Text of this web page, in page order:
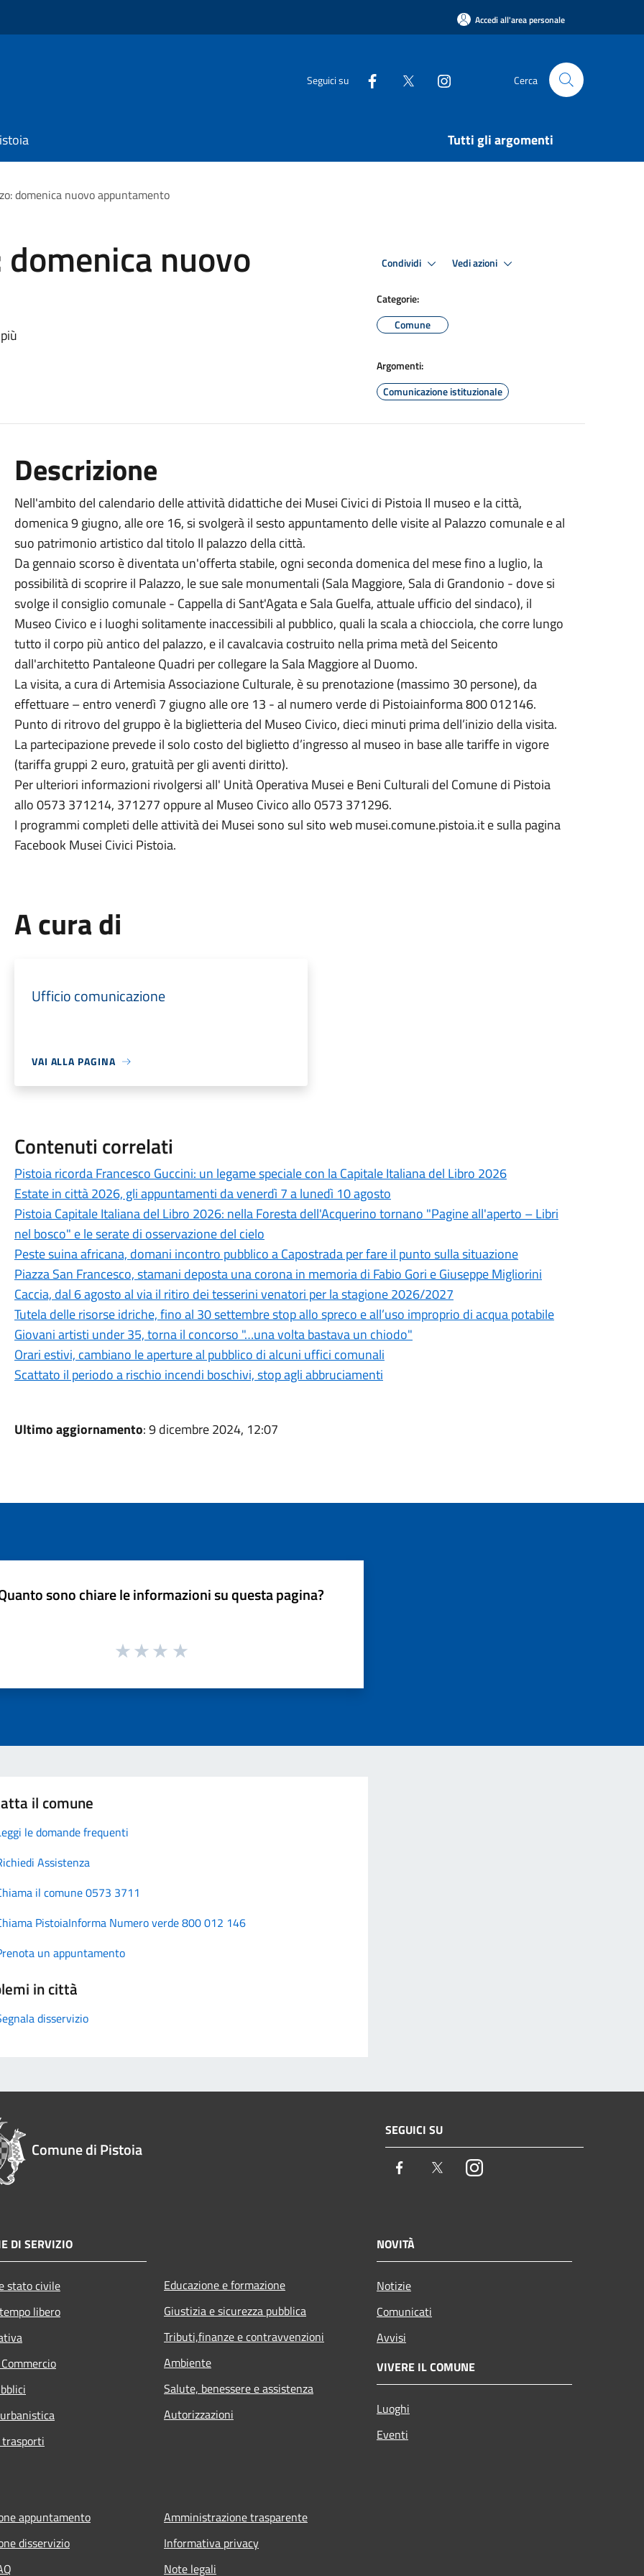
Accedi all'area personale
Seguici su Cerca
Tutti gli argomenti
domenica nuovo appuntamento
nuovo Condividi Vedi azioni
Categorie:
Comune
Argomenti:
Comunicazione istituzionale
Descrizione
Nell'ambito del calendario delle attività didattiche dei Musei Civici di Pistoia Il museo e la città,
domenica 9 giugno, alle ore 16, si svolgerà il sesto appuntamento delle visite al Palazzo comunale e al
suo patrimonio artistico dal titolo Il palazzo della città.
Da gennaio scorso è diventata un'offerta stabile, ogni seconda domenica del mese fino a luglio, la
possibilità di scoprire il Palazzo, le sue sale monumentali (Sala Maggiore, Sala di Grandonio - dove si
svolge il consiglio comunale - Cappella di Sant'Agata e Sala Guelfa, attuale ufficio del sindaco), il
Museo Civico e i luoghi solitamente inaccessibili al pubblico, quali la scala a chiocciola, che corre lungo
tutto il corpo più antico del palazzo, e il cavalcavia costruito nella prima metà del Seicento
dall'architetto Pantaleone Quadri per collegare la Sala Maggiore al Duomo.
La visita, a cura di Artemisia Associazione Culturale, è su prenotazione (massimo 30 persone), da
effettuare – entro venerdì 7 giugno alle ore 13 - al numero verde di Pistoiainforma 800 012146.
Punto di ritrovo del gruppo è la biglietteria del Museo Civico, dieci minuti prima dell’inizio della visita.
La partecipazione prevede il solo costo del biglietto d’ingresso al museo in base alle tariffe in vigore
(tariffa gruppi 2 euro, gratuità per gli aventi diritto).
Per ulteriori informazioni rivolgersi all' Unità Operativa Musei e Beni Culturali del Comune di Pistoia
allo 0573 371214, 371277 oppure al Museo Civico allo 0573 371296.
I programmi completi delle attività dei Musei sono sul sito web musei.comune.pistoia.it e sulla pagina
Facebook Musei Civici Pistoia.
A cura di
Ufficio comunicazione
VAI ALLA PAGINA
Contenuti correlati
Pistoia ricorda Francesco Guccini: un legame speciale con la Capitale Italiana del Libro 2026
Estate in città 2026, gli appuntamenti da venerdì 7 a lunedì 10 agosto
Pistoia Capitale Italiana del Libro 2026: nella Foresta dell'Acquerino tornano "Pagine all'aperto – Libri
nel bosco" e le serate di osservazione del cielo
Peste suina africana, domani incontro pubblico a Capostrada per fare il punto sulla situazione
Piazza San Francesco, stamani deposta una corona in memoria di Fabio Gori e Giuseppe Migliorini
Caccia, dal 6 agosto al via il ritiro dei tesserini venatori per la stagione 2026/2027
Tutela delle risorse idriche, fino al 30 settembre stop allo spreco e all’uso improprio di acqua potabile
Giovani artisti under 35, torna il concorso "…una volta bastava un chiodo"
Orari estivi, cambiano le aperture al pubblico di alcuni uffici comunali
Scattato il periodo a rischio incendi boschivi, stop agli abbruciamenti
Ultimo aggiornamento: 9 dicembre 2024, 12:07
sono chiare le informazioni su questa pagina?
il comune
le domande frequenti
Assistenza
il comune 0573 3711
PistoiaInforma Numero verde 800 012 146
un appuntamento
in città
disservizio
Comune di Pistoia
SEGUICI SU
Facebook TwitterInstagram
DI SERVIZIO
stato civile
libero
Educazione e formazione
Giustizia e sicurezza pubblica
Tributi,finanze e contravvenzioni
Ambiente
Salute, benessere e assistenza
Autorizzazioni
NOVITÀ
Notizie
Comunicati
Avvisi
VIVERE IL COMUNE
Luoghi
Eventi
appuntamento
disservizio
Amministrazione trasparente
Informativa privacy
Note legali